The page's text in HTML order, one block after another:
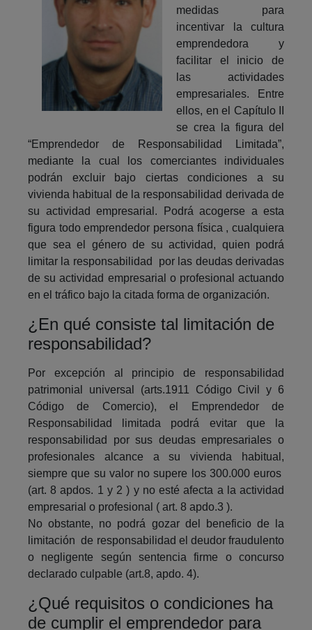
medidas para
incentivar la cultura
emprendedora y
facilitar el inicio de
las actividades
empresariales. Entre
ellos, en el Capítulo II
se crea la figura del
“Emprendedor de Responsabilidad Limitada”,
mediante la cual los comerciantes individuales
podrán excluir bajo ciertas condiciones a su
vivienda habitual de la responsabilidad derivada de
su actividad empresarial. Podrá acogerse a esta
figura todo emprendedor persona física , cualquiera
que sea el género de su actividad, quien podrá
limitar la responsabilidad por las deudas derivadas
de su actividad empresarial o profesional actuando
en el tráfico bajo la citada forma de organización.
¿En qué consiste tal limitación de
responsabilidad?
Por excepción al principio de responsabilidad
patrimonial universal (arts.1911 Código Civil y 6
Código de Comercio), el Emprendedor de
Responsabilidad limitada podrá evitar que la
responsabilidad por sus deudas empresariales o
profesionales alcance a su vivienda habitual,
siempre que su valor no supere los 300.000 euros
(art. 8 apdos. 1 y 2 ) y no esté afecta a la actividad
empresarial o profesional ( art. 8 apdo.3 ).
No obstante, no podrá gozar del beneficio de la
limitación de responsabilidad el deudor fraudulento
o negligente según sentencia firme o concurso
declarado culpable (art.8, apdo. 4).
¿Qué requisitos o condiciones ha
de cumplir el emprendedor para